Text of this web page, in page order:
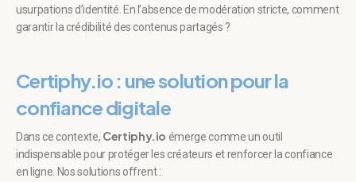
usurpations d’identité. En l’absence de modération stricte, comment
garantir la crédibilité des contenus partagés ?
Certiphy.io : une solution pour la
confiance digitale
Dans ce contexte, Certiphy.io émerge comme un outil
indispensable pour protéger les créateurs et renforcer la confiance
en ligne. Nos solutions offrent :